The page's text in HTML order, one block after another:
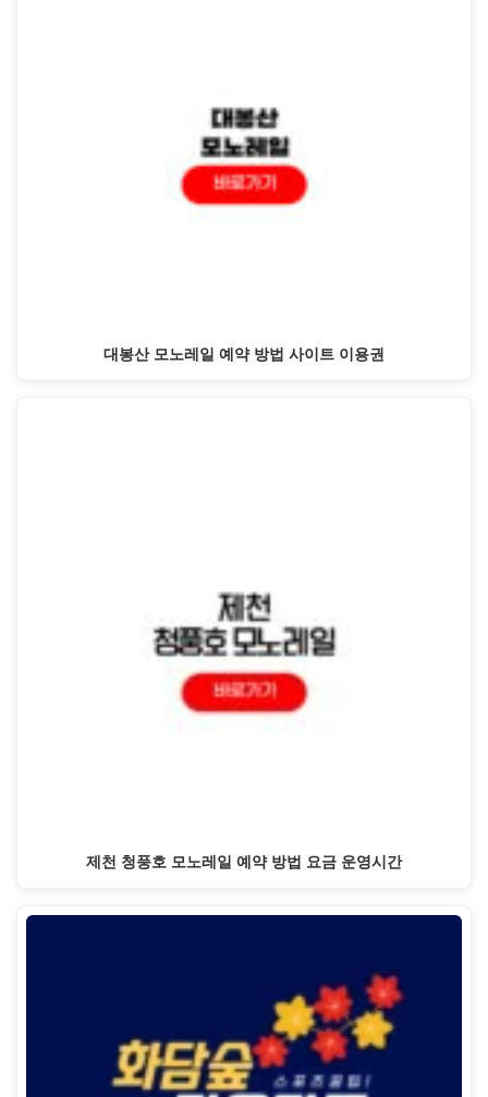
대봉산 모노레일 예약 방법 사이트 이용권
제천 청풍호 모노레일 예약 방법 요금 운영시간